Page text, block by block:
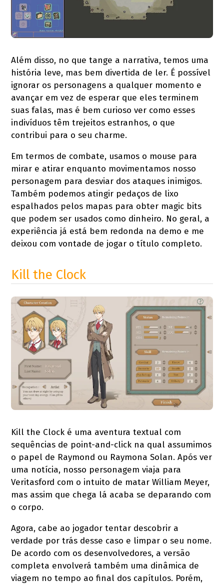
Além disso, no que tange a narrativa, temos uma
história leve, mas bem divertida de ler. É possível
ignorar os personagens a qualquer momento e
avançar em vez de esperar que eles terminem
suas falas, mas é bem curioso ver como esses
indivíduos têm trejeitos estranhos, o que
contribui para o seu charme.
Em termos de combate, usamos o mouse para
mirar e atirar enquanto movimentamos nosso
personagem para desviar dos ataques inimigos.
Também podemos atingir pedaços de lixo
espalhados pelos mapas para obter magic bits
que podem ser usados como dinheiro. No geral, a
experiência já está bem redonda na demo e me
deixou com vontade de jogar o título completo.
Kill the Clock
Kill the Clock é uma aventura textual com
sequências de point-and-click na qual assumimos
o papel de Raymond ou Raymona Solan. Após ver
uma notícia, nosso personagem viaja para
Veritasford com o intuito de matar William Meyer,
mas assim que chega lá acaba se deparando com
o corpo.
Agora, cabe ao jogador tentar descobrir a
verdade por trás desse caso e limpar o seu nome.
De acordo com os desenvolvedores, a versão
completa envolverá também uma dinâmica de
viagem no tempo ao final dos capítulos. Porém,